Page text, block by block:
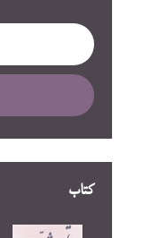
کتاب